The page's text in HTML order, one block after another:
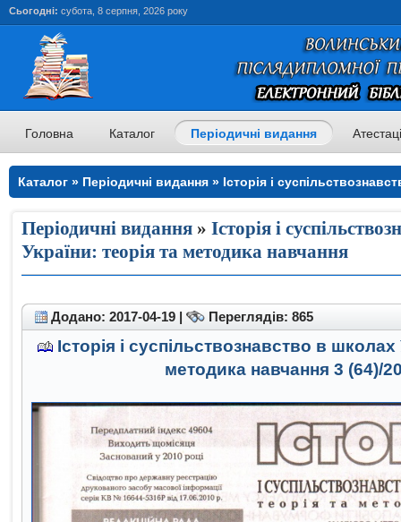
Сьогодні: субота, 8 серпня, 2026 року
Головна Каталог Періодичні видання
Каталог » Періодичні видання » Історія і
та методика навчання
Періодичні видання » Історія і
України: теорія та методика навчання
Додано: 2017-04-19 | Переглядів: 865
Історія і суспільствознавство в школах
методика навчання 3 (64)/